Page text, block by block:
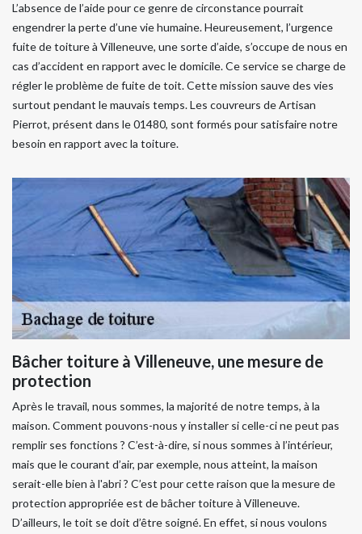
L’absence de l’aide pour ce genre de circonstance pourrait
engendrer la perte d’une vie humaine. Heureusement, l’urgence
fuite de toiture à Villeneuve, une sorte d’aide, s’occupe de nous en
cas d’accident en rapport avec le domicile. Ce service se charge de
régler le problème de fuite de toit. Cette mission sauve des vies
surtout pendant le mauvais temps. Les couvreurs de Artisan
Pierrot, présent dans le 01480, sont formés pour satisfaire notre
besoin en rapport avec la toiture.
Bâcher toiture à Villeneuve, une mesure de
protection
Après le travail, nous sommes, la majorité de notre temps, à la
maison. Comment pouvons-nous y installer si celle-ci ne peut pas
remplir ses fonctions ? C’est-à-dire, si nous sommes à l’intérieur,
mais que le courant d’air, par exemple, nous atteint, la maison
serait-elle bien à l'abri ? C’est pour cette raison que la mesure de
protection appropriée est de bâcher toiture à Villeneuve.
D’ailleurs, le toit se doit d’être soigné. En effet, si nous voulons